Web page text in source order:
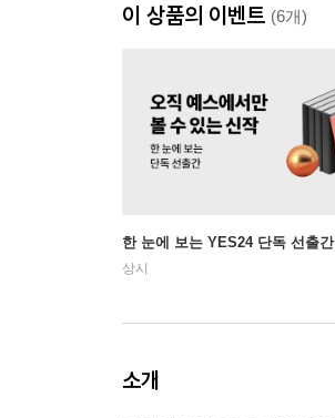
이 상품의 이벤트 (6개)
한 눈에 보는 YES24 단독 선출간
상시
소개